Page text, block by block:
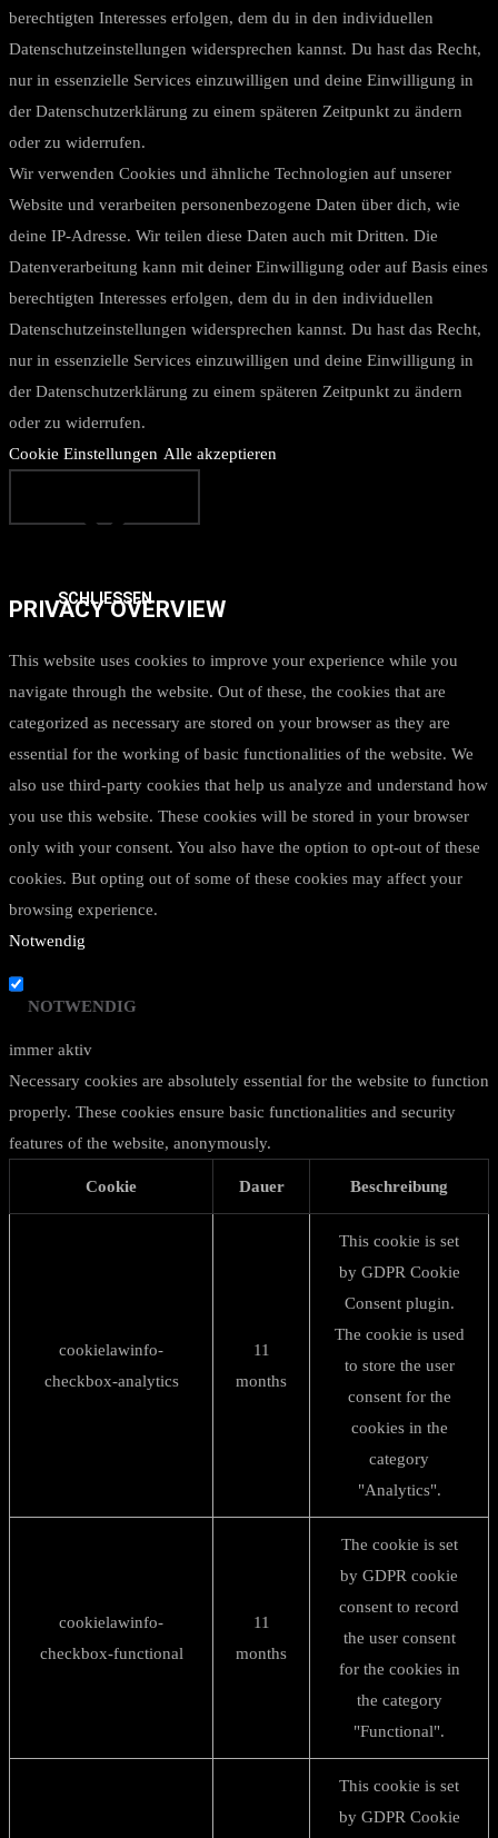
berechtigten Interesses erfolgen, dem du in den individuellen
Datenschutzeinstellungen widersprechen kannst. Du hast das Recht,
nur in essenzielle Services einzuwilligen und deine Einwilligung in
der Datenschutzerklärung zu einem späteren Zeitpunkt zu ändern
oder zu widerrufen.
Wir verwenden Cookies und ähnliche Technologien auf unserer
Website und verarbeiten personenbezogene Daten über dich, wie
deine IP-Adresse. Wir teilen diese Daten auch mit Dritten. Die
Datenverarbeitung kann mit deiner Einwilligung oder auf Basis eines
berechtigten Interesses erfolgen, dem du in den individuellen
Datenschutzeinstellungen widersprechen kannst. Du hast das Recht,
nur in essenzielle Services einzuwilligen und deine Einwilligung in
der Datenschutzerklärung zu einem späteren Zeitpunkt zu ändern
oder zu widerrufen.
Cookie Einstellungen Alle akzeptieren
SCHLIESSEN
PRIVACY OVERVIEW
This website uses cookies to improve your experience while you
navigate through the website. Out of these, the cookies that are
categorized as necessary are stored on your browser as they are
essential for the working of basic functionalities of the website. We
also use third-party cookies that help us analyze and understand how
you use this website. These cookies will be stored in your browser
only with your consent. You also have the option to opt-out of these
cookies. But opting out of some of these cookies may affect your
browsing experience.
Notwendig
NOTWENDIG
immer aktiv
Necessary cookies are absolutely essential for the website to function
properly. These cookies ensure basic functionalities and security
features of the website, anonymously.
Cookie Dauer Beschreibung
cookielawinfo-
checkbox-analytics
11
months
This cookie is set
by GDPR Cookie
Consent plugin.
The cookie is used
to store the user
consent for the
cookies in the
category
"Analytics".
cookielawinfo-
checkbox-functional
11
months
The cookie is set
by GDPR cookie
consent to record
the user consent
for the cookies in
the category
"Functional".
This cookie is set
by GDPR Cookie